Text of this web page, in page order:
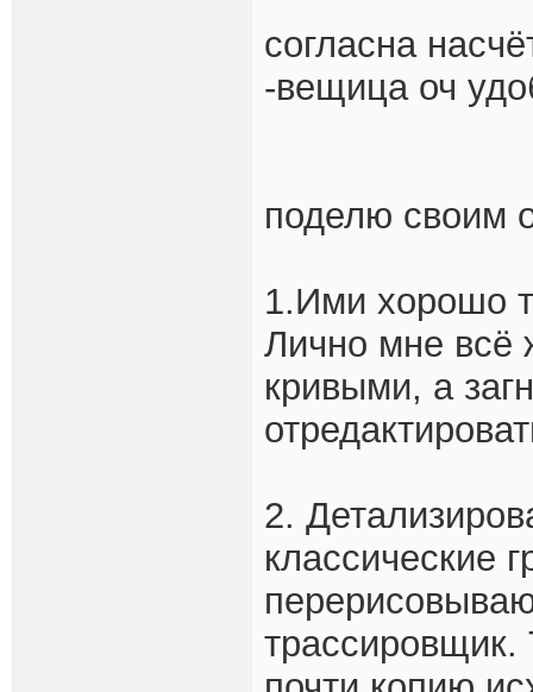
согласна
-вещица оч
поделю своим
1.Ими хорошо
Лично мне всё
кривыми, а
2.
классические